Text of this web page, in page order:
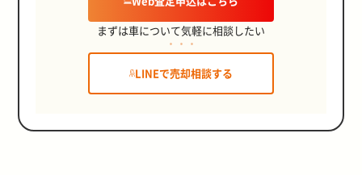
まずは車について気軽に相談したい
LINEで売却相談する